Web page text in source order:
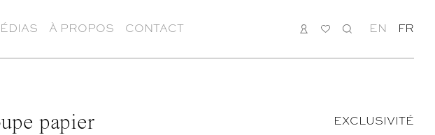
À PROPOS CONTACT CONNEXION
MA
RECHERCHE
EN FR
papier EXCLUSIVITÉ